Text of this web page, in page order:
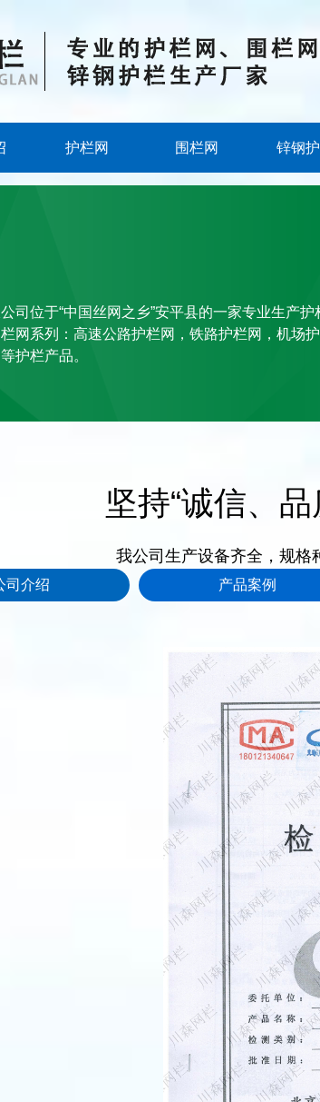
护栏网 围栏网 锌钢
司位于“中国丝网之乡”安平县的一家专业生产护
网系列：高速公路护栏网，铁路护栏网，机场
护栏产品。
坚持“诚信、
我公司生产设备齐全，规格
司介绍 产品案例